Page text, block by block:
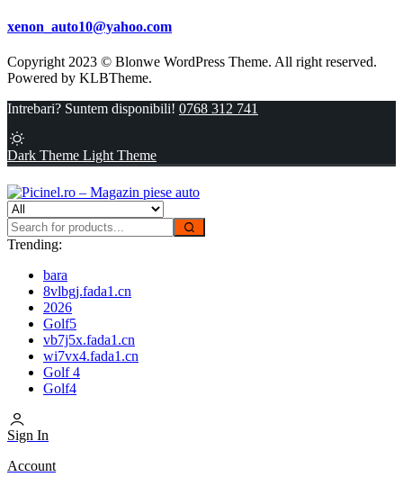
xenon_auto10@yahoo.com
Copyright 2023 © Blonwe WordPress Theme. All right reserved.
Powered by KLBTheme.
Intrebari? Suntem disponibili! 0768 312 741
Dark Theme Light Theme
Trending:
bara
8vlbgj.fada1.cn
2026
Golf5
vb7j5x.fada1.cn
wi7vx4.fada1.cn
Golf 4
Golf4
Sign In
Account